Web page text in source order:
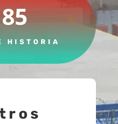
HISTORIA